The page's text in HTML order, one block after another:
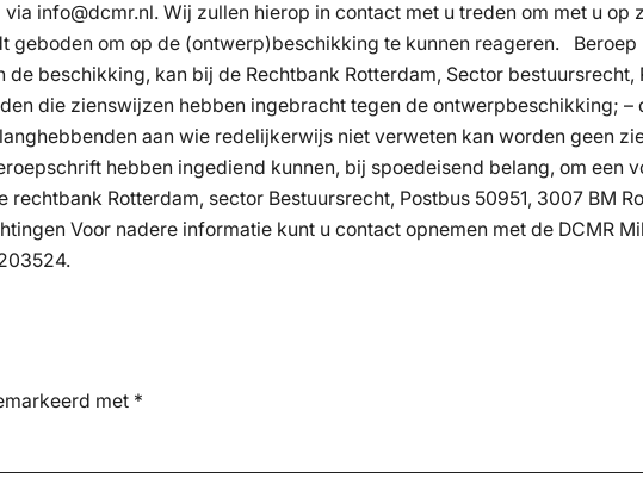
info@dcmr.nl. Wij zullen hierop in contact met u treden om met u op
om op de (ontwerp)beschikking te kunnen reageren. Beroep
beschikking, kan bij de Rechtbank Rotterdam, Sector bestuursrecht,
die zienswijzen hebben ingebracht tegen de ontwerpbeschikking; –
aan wie redelijkerwijs niet verweten kan worden geen
hebben ingediend kunnen, bij spoedeisend belang, om een
Rotterdam, sector Bestuursrecht, Postbus 50951, 3007 BM
Voor nadere informatie kunt u contact opnemen met de DCMR
met *